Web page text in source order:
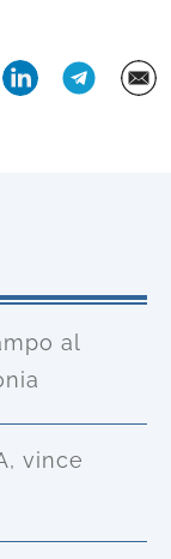
al
vince